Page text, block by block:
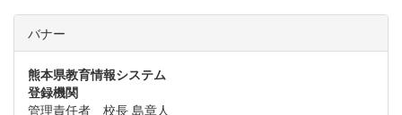
バナー
熊本県教育情報システム
登録機関
管理責任者 校長 島章人